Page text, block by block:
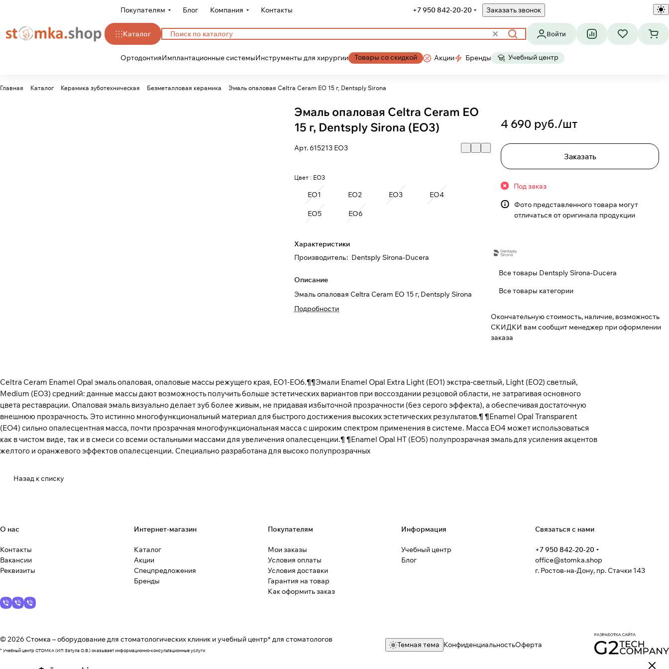
Покупателям Блог Компания Контакты +7 950 842-20-20 Заказать звонок
Каталог Войти
ОртодонтияИмплантационные системыИнструменты для хирургии Товары со скидкой Акции Бренды Учебный центр
Главная Каталог Керамика зуботехническая Безметалловая керамика Эмаль опаловая Celtra Ceram EO 15 г, Dentsply Sirona
Эмаль опаловая Celtra Ceram EO
15 г, Dentsply Sirona (EO3)
Арт.615213 EO3
Цвет : EO3
EO1 EO2 EO3 EO4
EO5 EO6
Характеристики
Производитель: Dentsply Sirona-Ducera
Описание
Эмаль опаловая Celtra Ceram EO 15 г, Dentsply Sirona
Подробности
4 690 руб./шт
Заказать
Под заказ
Фото представленного товара могут
отличаться от оригинала продукции
Все товары Dentsply Sirona-Ducera
Все товары категории
Окончательную стоимость, наличие, возможность
СКИДКИ вам сообщит менеджер при оформлении
заказа
Celtra Ceram Enamel Opal эмаль опаловая, опаловые массы режущего края, EO1-EO6.¶¶Эмали Enamel Opal Extra Light (EO1) экстра-светлый, Light (EO2) светлый,
Medium (EO3) средний: данные массы дают возможность получить больше эстетических вариантов при воссоздании резцовой области, не затрагивая основного
цвета реставрации. Опаловая эмаль визуально делает зуб более живым, не придавая избыточной прозрачности (без серого эффекта), а обеспечивая достаточную
внешнюю прозрачность. Это истинно многофункциональный материал для быстрого достижения высоких эстетических результатов.¶ ¶Enamel Opal Transparent
(EO4) сильно опалесцентная масса, почти прозрачная многофункциональная масса с широким спектром применения в системе. Масса ЕO4 может использоваться
как в чистом виде, так и в смеси со всеми остальными массами для увеличения опалесценции.¶ ¶Enamel Opal HT (EO5) полупрозрачная эмаль для усиления акцентов
желтого и оранжевого эффектов опалесценции. Специально разработана для высоко полупрозрачных
Назад к списку
О нас
Контакты
Вакансии
Реквизиты
Интернет-магазин
Каталог
Акции
Спецпредложения
Бренды
Покупателям
Мои заказы
Условия оплаты
Условия доставки
Гарантия на товар
Как оформить заказ
Информация
Учебный центр
Блог
Связаться с нами
+7 950 842-20-20
office@stomka.shop
г. Ростов-на-Дону, пр. Стачки 143
© 2026 Стомка – оборудование для стоматологических клиник и учебный центр* для стоматологов
* Учебный центр СТОМКА (ИП Затула О.В.) оказывает информационно-консультационные услуги
Темная тема КонфиденциальностьОферта